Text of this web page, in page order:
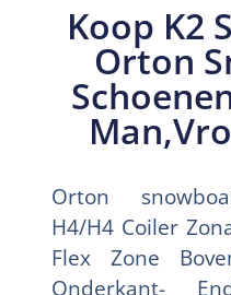
Koop K2
Orton
Orton
H4/H4 Coiler
Flex Zone
Onderkant-